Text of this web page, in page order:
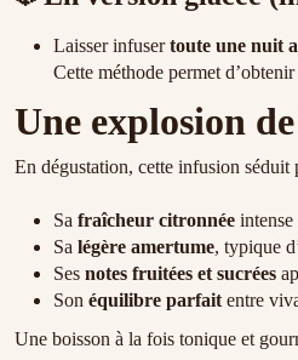
Laisser infusertoute une nuit
Cette méthode permet
Une explosion
En dégustation, cette infusion séduit
Sa fraîcheur citronnée intense
Sa légère amertume, typique
Ses notes fruitées et sucrées
Son équilibre parfait entre
Une boisson à la fois tonique et